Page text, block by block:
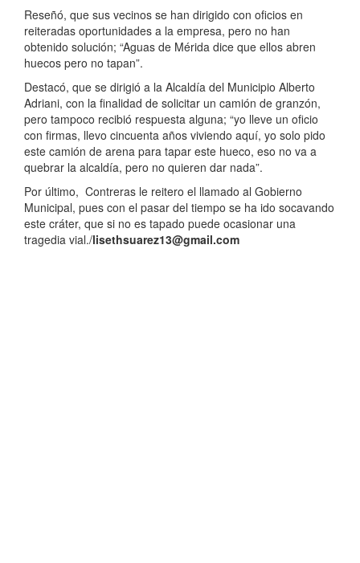
Reseñó, que sus vecinos se han dirigido con oficios en
reiteradas oportunidades a la empresa, pero no han
obtenido solución; “Aguas de Mérida dice que ellos abren
huecos pero no tapan”.
Destacó, que se dirigió a la Alcaldía del Municipio Alberto
Adriani, con la finalidad de solicitar un camión de granzón,
pero tampoco recibió respuesta alguna; “yo lleve un oficio
con firmas, llevo cincuenta años viviendo aquí, yo solo pido
este camión de arena para tapar este hueco, eso no va a
quebrar la alcaldía, pero no quieren dar nada”.
Por último, Contreras le reitero el llamado al Gobierno
Municipal, pues con el pasar del tiempo se ha ido socavando
este cráter, que si no es tapado puede ocasionar una
tragedia vial./lisethsuarez13@gmail.com